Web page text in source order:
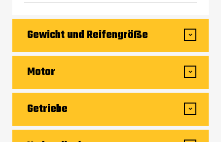
Gewicht und Reifengröße
Fahrerschutzdach
3388.30 kg
Radstand 1.74 m
1.23 m
Motor
Deutz
Motormodell TD 2.2 L3
Getriebe
Hydrostatisch